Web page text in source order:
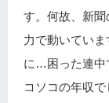
す。何故、新
力で動いてい
に…困った連中
コソコの年収